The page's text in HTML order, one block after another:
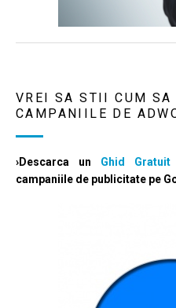
VREI SA STII CUM SA
CAMPANIILE DE
›Descarca un Ghid Gratuit
campaniile de publicitate pe